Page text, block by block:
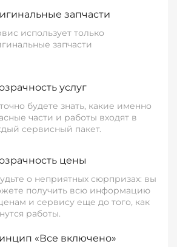
запчасти
использует только
запчасти
услуг
будете знать, какие именно
части и работы входят в
сервисный пакет.
цены
о неприятных сюрпризах: вы
получить всю информацию
и сервису еще до того, как
работы.
«Все включено»